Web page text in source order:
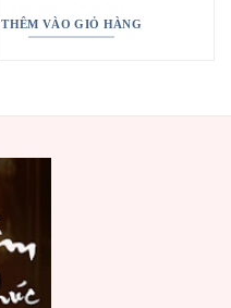
THÊM VÀO GIỎ HÀNG